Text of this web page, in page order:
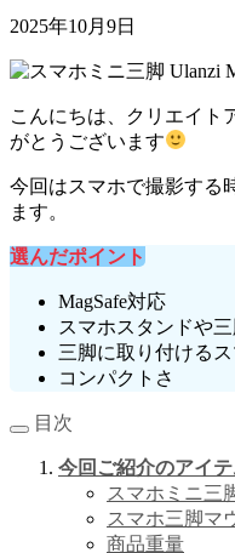
2025年10月9日
こんにちは、クリエイト
がとうございます
今回はスマホで撮影する
ます。
選んだポイント
MagSafe対応
スマホスタンドや
三脚に取り付ける
コンパクトさ
目次
今回ご紹介のアイテ
スマホミニ三
スマホ三脚マ
商品重量